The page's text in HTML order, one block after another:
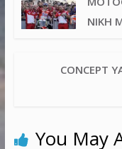
ΝΊΚΗ
CONCEPT
You May